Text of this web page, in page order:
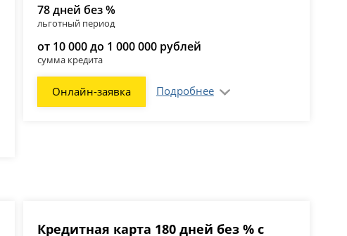
78 дней без %
льготный период
от 10 000 до 1 000 000 рублей
сумма кредита
Онлайн-заявка Подробнее
Кредитная карта 180 дней без % с